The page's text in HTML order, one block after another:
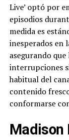
Live’ optó por
episodios
medida es
inesperados en
asegurando
interrupciones
habitual del
contenido
conformarse
Madison